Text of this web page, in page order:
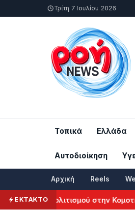
Τρίτη 7 Ιουλίου 2026
Τοπικά Ελλάδα
Αυτοδιοίκηση
Αρχική Reels
ΕΚΤΑΚΤΟ
Πολιτισμού στην Κομοτηνή